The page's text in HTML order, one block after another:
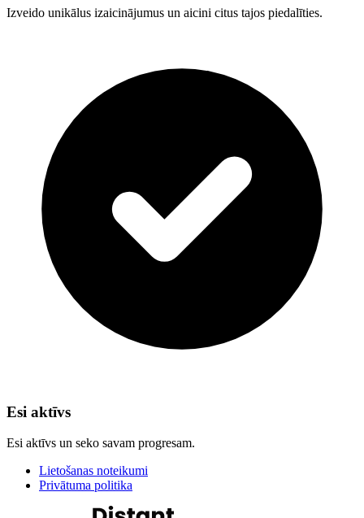
Izveido unikālus izaicinājumus un aicini citus tajos piedalīties.
Esi aktīvs
Esi aktīvs un seko savam progresam.
Lietošanas noteikumi
Privātuma politika